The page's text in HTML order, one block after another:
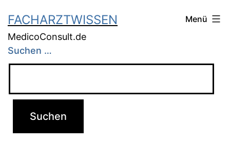
FACHARZTWISSEN
MedicoConsult.de
Menü
Suchen …